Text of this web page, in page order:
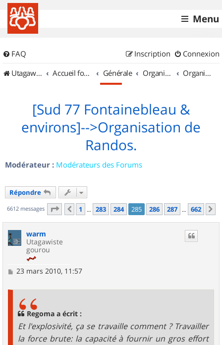
Menu
FAQ Connexion
Inscription
UtagawaVTT (Randos VTT et VTTAE avec traces GPS)
Accueil forum Générale Organisation de sorties & Recherche de partenaires Organisation de sorties en région Île de France
[Sud 77 Fontainebleau &
environs]-->Organisation de
Randos.
Modérateur : Modérateurs des Forums
Répondre
6612 messages Page 285 sur662
Précédent
1 … 283 284 285 286 287 … 662
warm
Utagawiste
gourou
M
23 mars 2010, 11:57
Regoma a écrit :
Et l'explosivité, ça se travaille comment ? Travailler
la force brute: la capacité à fournir un gros effort